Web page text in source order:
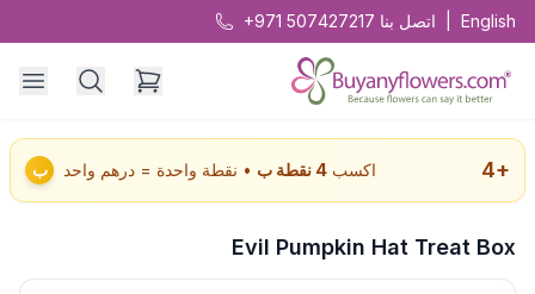
English اتصل بنا +971 507427217
+
4 اكسب 4 نقطة ب • نقطة واحدة = درهم واحد ب
Evil Pumpkin Hat Treat Box